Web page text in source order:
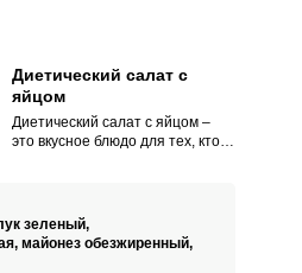
Диетический салат с
яйцом
Диетический салат с яйцом –
это вкусное блюдо для тех, кто
быстро, главное, заранее
отварить яйца и полностью их
остудить.
зеленый,
майонез обезжиренный,